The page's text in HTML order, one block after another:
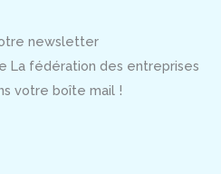
newsletter
La fédération des entreprises
votre boîte mail !